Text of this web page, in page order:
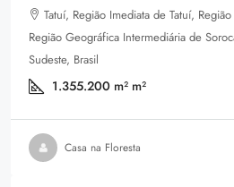
Tatuí, Região Imediata de Tatuí,
Região Geográfica Intermediária de
Sudeste, Brasil
1.355.200 m² m²
Casa na Floresta